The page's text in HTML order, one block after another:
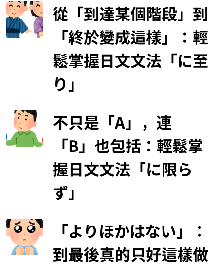
從「到達某個階段」到
「終於變成這樣」：輕
鬆掌握日文文法「に至
り」
不只是「A」，連
「B」也包括：輕鬆掌
握日文文法「に限ら
ず」
「よりほかはない」：
到最後真的只好這樣做